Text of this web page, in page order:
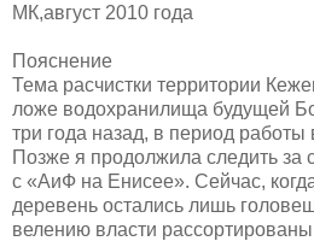
МК,август 2010 года
Пояснение
Тема расчистки территории
ложе водохранилища будущей
три года назад, в период
Позже я продолжила следить за
с «АиФ на Енисее». Сейчас,
деревень остались лишь
велению власти